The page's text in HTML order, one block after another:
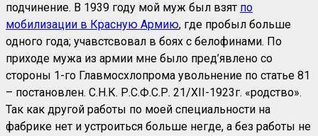
подчинение. В 1939 году мой муж был взят по
мобилизации в Красную Армию, где пробыл больше
одного года; учавстсвовал в боях с белофинами. По
приходе мужа из армии мне было пред’явлено со
стороны 1-го Главмосхлопрома увольнение по статье 81
– постановлен. С.Н.К. Р.С.Ф.С.Р. 21/XII-1923г. «родство».
Так как другой работы по моей специальности на
фабрике нет и устроиться больше негде, а без работы не